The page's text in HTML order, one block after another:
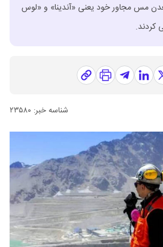
مس مجاور خود یعنی «آندینا» و «لوس
کردند.
شناسه خبر: ۲۳۵۸۰